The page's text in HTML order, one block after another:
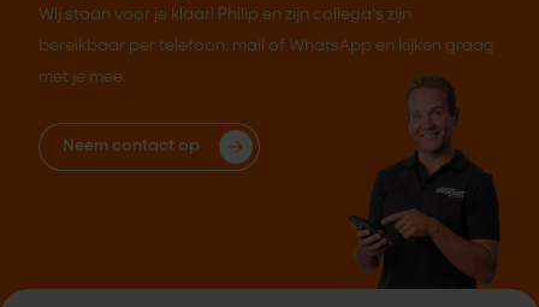
Wij staan voor je klaar! Philip en zijn collega's zijn
bereikbaar per telefoon, mail of WhatsApp en kijken graag
met je mee.
Neem contact op